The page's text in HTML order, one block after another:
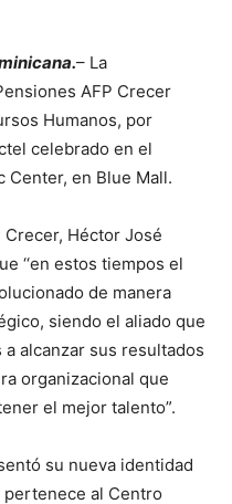
– La
AFP Crecer
Humanos, por
celebrado en el
Center, en Blue Mall.
Héctor José
‘‘en estos tiempos el
de manera
siendo el aliado que
alcanzar sus resultados
organizacional que
el mejor talento”.
su nueva identidad
pertenece al Centro